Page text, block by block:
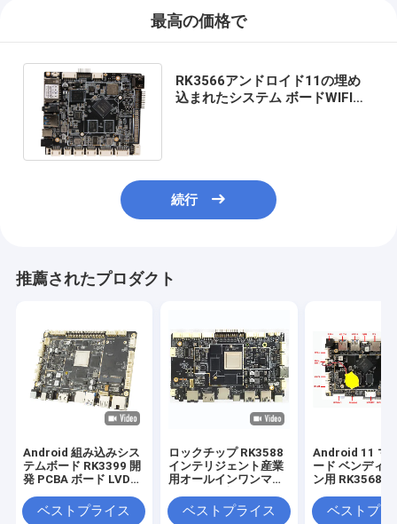
最高の価格で
RK3566アンドロイド11の埋め
込まれたシステム ボードWIFIの
続行
推薦されたプロダクト
Android 組み込みシス
テムボード RK3399 開
発 PCBA ボード LVDS
1000M LAN
ベストプライス
ロックチップ RK3588
インテリジェント産業
用オールインワンマシ
ターフェースとインベ
ドボードシステム
ベストプライス
Android 11 マ
ード ベンディ
ン用 RK3568
ベストプラ